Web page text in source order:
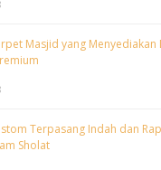
Masjid yang Menyediakan
Terpasang Indah dan
Sholat